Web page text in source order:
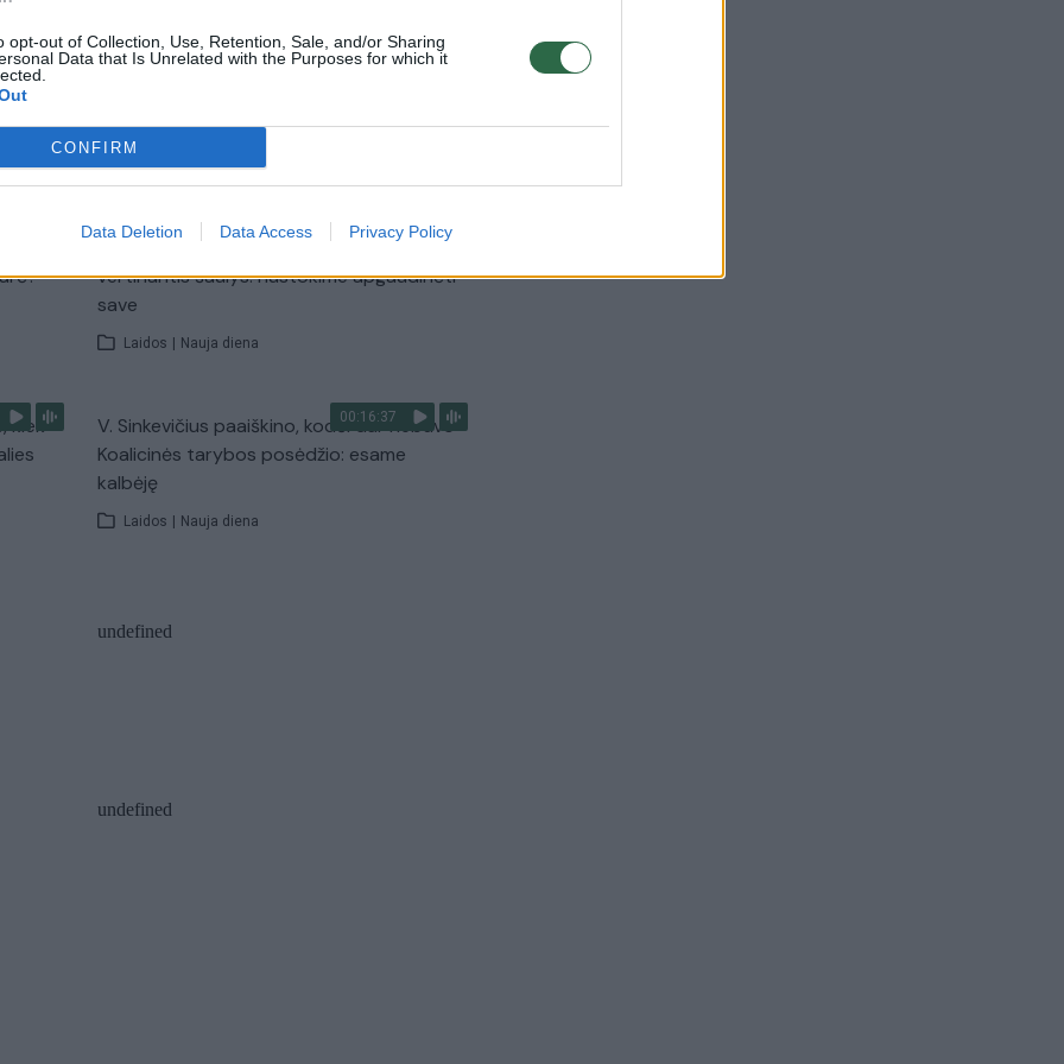
opt-out of Collection, Use, Retention, Sale, and/or Sharing
Data that Is Unrelated with the Purposes for which it
CONFIRM
Data Deletion Data Access Privacy Policy
Žinios | Lietuvos diena
00:11:27
Lietuvos pasiruošimą pavojams neigiamai
vertinantis šaulys: nustokime apgaudinėti
save
Laidos | Nauja diena
kiek
00:16:37
V. Sinkevičius paaiškino, kodėl dar nebuvo
Koalicinės tarybos posėdžio: esame
kalbėję
Laidos | Nauja diena